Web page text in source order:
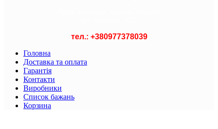
тел.: +380977378039
Головна
Доставка та оплата
Гарантія
Контакти
Виробники
Список бажань
Корзина